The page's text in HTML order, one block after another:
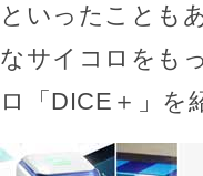
といったことも
なサイコロをも
ロ「DICE＋」を